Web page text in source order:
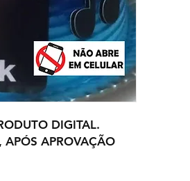
DIGITAL.
APROVAÇÃO